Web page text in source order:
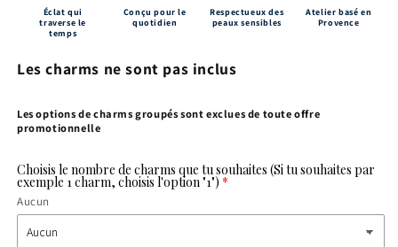
Éclat qui
traverse le
temps
Conçu pour le
quotidien
Respectueux des
peaux sensibles
Atelier basé en
Provence
Les charms ne sont pas inclus
Les options de charms groupés sont exclues de toute offre
promotionnelle
Choisis le nombre de charms que tu souhaites (Si tu souhaites par
exemple 1 charm, choisis l'option "1")
Aucun